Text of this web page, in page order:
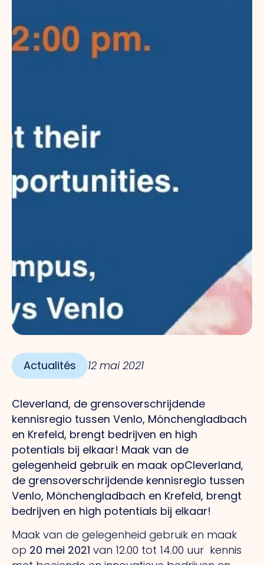
Actualités 12 mai 2021
Cleverland, de grensoverschrijdende
kennisregio tussen Venlo, Mönchengladbach
en Krefeld, brengt bedrijven en high
potentials bij elkaar! Maak van de
gelegenheid gebruik en maak opCleverland,
de grensoverschrijdende kennisregio tussen
Venlo, Mönchengladbach en Krefeld, brengt
bedrijven en high potentials bij elkaar!
Maak van de gelegenheid gebruik en maak
op 20 mei 2021 van 12.00 tot 14.00 uur kennis